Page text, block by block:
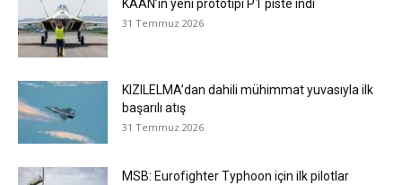
KAAN’ın yeni prototipi P1 piste indi
31 Temmuz 2026
KIZILELMA’dan dahili mühimmat yuvasıyla ilk
başarılı atış
31 Temmuz 2026
MSB: Eurofighter Typhoon için ilk pilotlar